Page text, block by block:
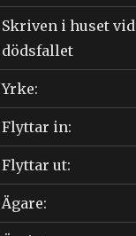
Skriven i huset vid
dödsfallet
Yrke:
Flyttar in:
Flyttar ut:
Ägare: